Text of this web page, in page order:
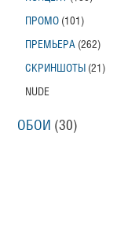
ПРОМО (101)
ПРЕМЬЕРА (262)
СКРИНШОТЫ (21)
NUDE
ОБОИ (30)